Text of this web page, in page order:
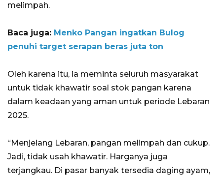
melimpah.
Baca juga: Menko Pangan ingatkan Bulog
penuhi target serapan beras juta ton
Oleh karena itu, ia meminta seluruh masyarakat
untuk tidak khawatir soal stok pangan karena
dalam keadaan yang aman untuk periode Lebaran
2025.
“Menjelang Lebaran, pangan melimpah dan cukup.
Jadi, tidak usah khawatir. Harganya juga
terjangkau. Di pasar banyak tersedia daging ayam,